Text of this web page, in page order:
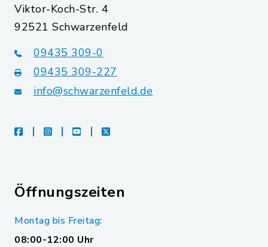
Viktor-Koch-Str. 4
92521 Schwarzenfeld
09435 309-0
09435 309-227
info@schwarzenfeld.de
facebookinstagramyoutubeX
Öffnungszeiten
Montag bis Freitag:
08:00-12:00 Uhr